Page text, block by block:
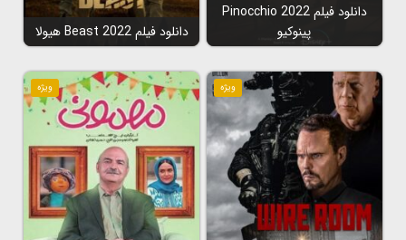
دانلود فیلم Pinocchio 2022
پینوکیو
دانلود فیلم Beast 2022 هیولا
ویژه ویژه